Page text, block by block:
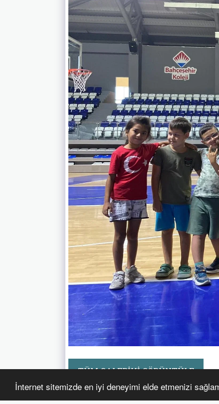
İnternet sitemizde en iyi deneyimi elde etmenizi
TÜM GALERIYI GÖRÜNTÜLE